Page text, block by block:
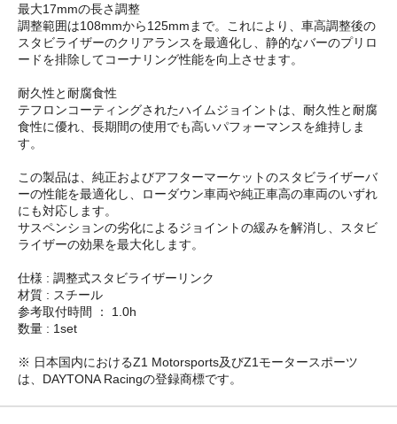
最大17mmの長さ調整
調整範囲は108mmから125mmまで。これにより、車高調整後の
スタビライザーのクリアランスを最適化し、静的なバーのプリロ
ードを排除してコーナリング性能を向上させます。
耐久性と耐腐食性
テフロンコーティングされたハイムジョイントは、耐久性と耐腐
食性に優れ、長期間の使用でも高いパフォーマンスを維持しま
す。
この製品は、純正およびアフターマーケットのスタビライザーバ
ーの性能を最適化し、ローダウン車両や純正車高の車両のいずれ
にも対応します。
サスペンションの劣化によるジョイントの緩みを解消し、スタビ
ライザーの効果を最大化します。
仕様 : 調整式スタビライザーリンク
材質 : スチール
参考取付時間 ： 1.0h
数量 : 1set
※ 日本国内におけるZ1 Motorsports及びZ1モータースポーツ
は、DAYTONA Racingの登録商標です。